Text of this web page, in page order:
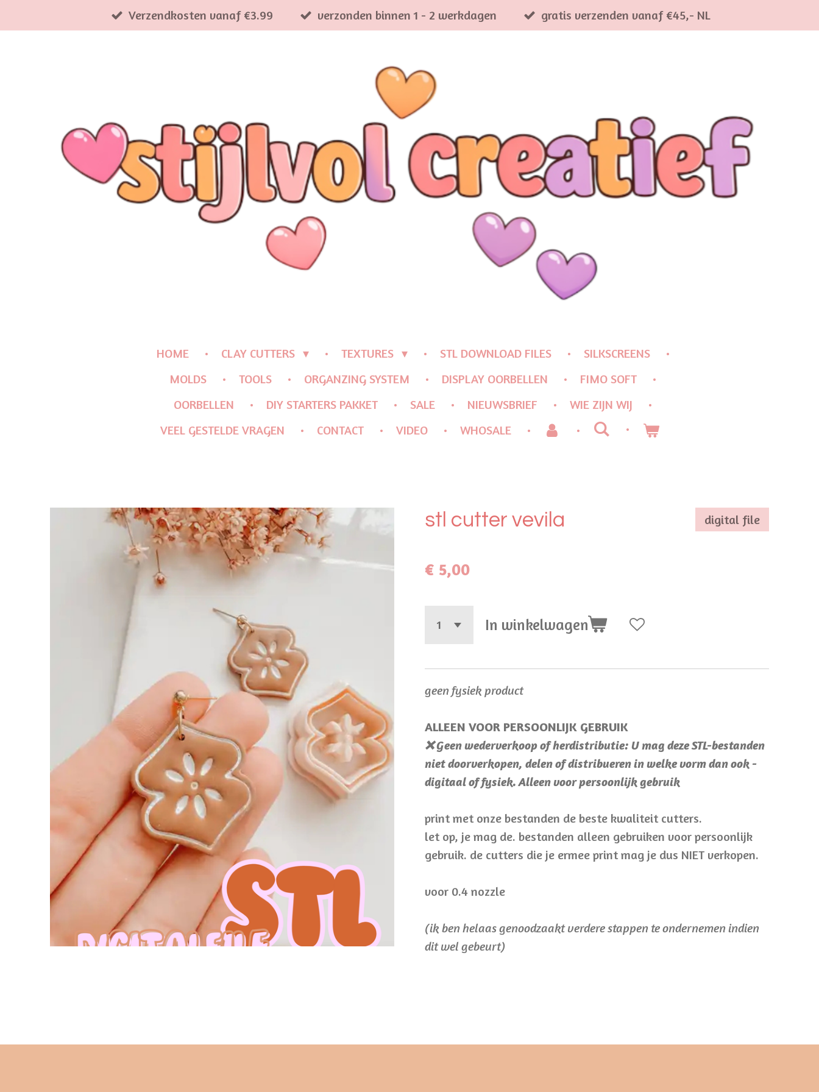
direct
Verzendkosten vanaf €3.99 verzonden binnen 1 - 2 werkdagen gratis verzenden vanaf €45,- NL
HOME CLAY CUTTERS TEXTURES STL DOWNLOAD FILES
SILKSCREENS
MOLDS
TOOLS ORGANZING SYSTEM DISPLAY OORBELLEN
FIMO SOFT
OORBELLEN
DIY STARTERS PAKKET SALE NIEUWSBRIEF
WIE ZIJN WIJ
VEEL GESTELDE VRAGEN
CONTACT VIDEO WHOSALE
stl cutter vevila digital file
€ 5,00
In winkelwagen
geen fysiek product
ALLEEN VOOR PERSOONLIJK GEBRUIK
❌ Geen wederverkoop of herdistributie: U mag deze STL-bestanden
niet doorverkopen, delen of distribueren in welke vorm dan ook -
digitaal of fysiek. Alleen voor persoonlijk gebruik
print met onze bestanden de beste kwaliteit cutters.
let op, je mag de. bestanden alleen gebruiken voor persoonlijk
gebruik. de cutters die je ermee print mag je dus NIET verkopen.
voor 0.4 nozzle
(ik ben helaas genoodzaakt verdere stappen te ondernemen indien
dit wel gebeurt)